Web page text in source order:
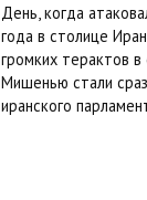
День, когда
года в столице
громких терактов
Мишенью стали
иранского